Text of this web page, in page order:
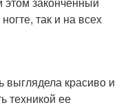
так и на всех
выглядела красиво и
техникой ее